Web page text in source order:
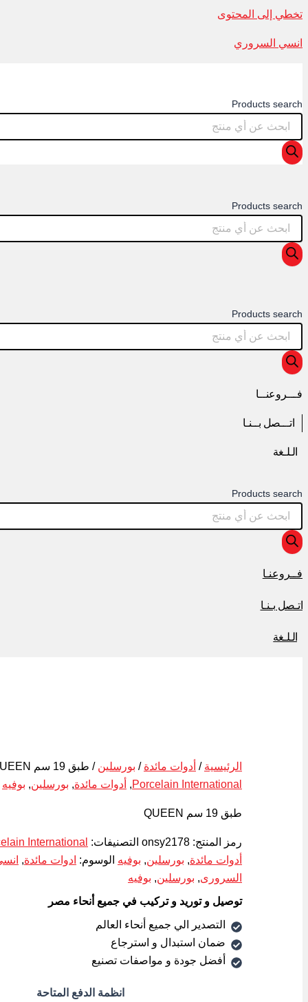
تخطي إلى المحتوى
انسي السروري
Products search
Products search
Products search
فـــروعنــا
اتـــصل بــنـا
الـلـغة
Products search
فــروعنـا
اتـصل بـنـا
الـلـغة
الرئيسية / أدوات مائدة / بورسلين / طبق 19 سم QUEEN
Porcelain International
, أدوات مائدة, بورسلين, بوفيه
طبق 19 سم QUEEN
رمز المنتج: onsy2178 التصنيفات: International
أدوات مائدة, بورسلين, بوفيه الوسوم: ادوات مائدة,
السرورى, بورسلين, بوفيه
توصيل و توريد و تركيب في جميع أنحاء مصر
التصدير الي جميع أنحاء العالم
ضمان استبدال و استرجاع
أفضل جودة و مواصفات تصنيع
انظمة الدفع المتاحة